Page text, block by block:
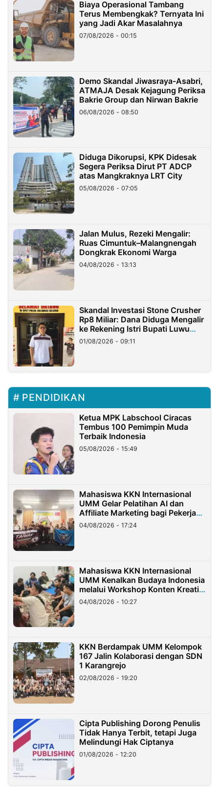
Biaya Operasional Tambang
Terus Membengkak? Ternyata Ini
yang Jadi Akar Masalahnya
07/08/2026 - 00:15
Demo Skandal Jiwasraya-Asabri,
ATMAJA Desak Kejagung Periksa
Bakrie Group dan Nirwan Bakrie
06/08/2026 - 08:50
Diduga Dikorupsi, KPK Didesak
Segera Periksa Dirut PT ADCP
atas Mangkraknya LRT City
05/08/2026 - 07:05
Jalan Mulus, Rezeki Mengalir:
Ruas Cimuntuk–Malangnengah
Dongkrak Ekonomi Warga
04/08/2026 - 13:13
Skandal Investasi Stone Crusher
Rp8 Miliar: Dana Diduga Mengalir
ke Rekening Istri Bupati Luwu
Timur
01/08/2026 - 09:11
PENDIDIKAN
Ketua MPK Labschool Ciracas
Tembus 100 Pemimpin Muda
Terbaik Indonesia
05/08/2026 - 15:49
Mahasiswa KKN Internasional
UMM Gelar Pelatihan AI dan
Affiliate Marketing bagi Pekerja
Migran Indonesia di Taiwan
04/08/2026 - 17:24
Mahasiswa KKN Internasional
UMM Kenalkan Budaya Indonesia
melalui Workshop Konten Kreatif
di Taiwan
04/08/2026 - 10:27
KKN Berdampak UMM Kelompok
167 Jalin Kolaborasi dengan SDN
1 Karangrejo
02/08/2026 - 19:20
Cipta Publishing Dorong Penulis
Tidak Hanya Terbit, tetapi Juga
Melindungi Hak Ciptanya
01/08/2026 - 12:20